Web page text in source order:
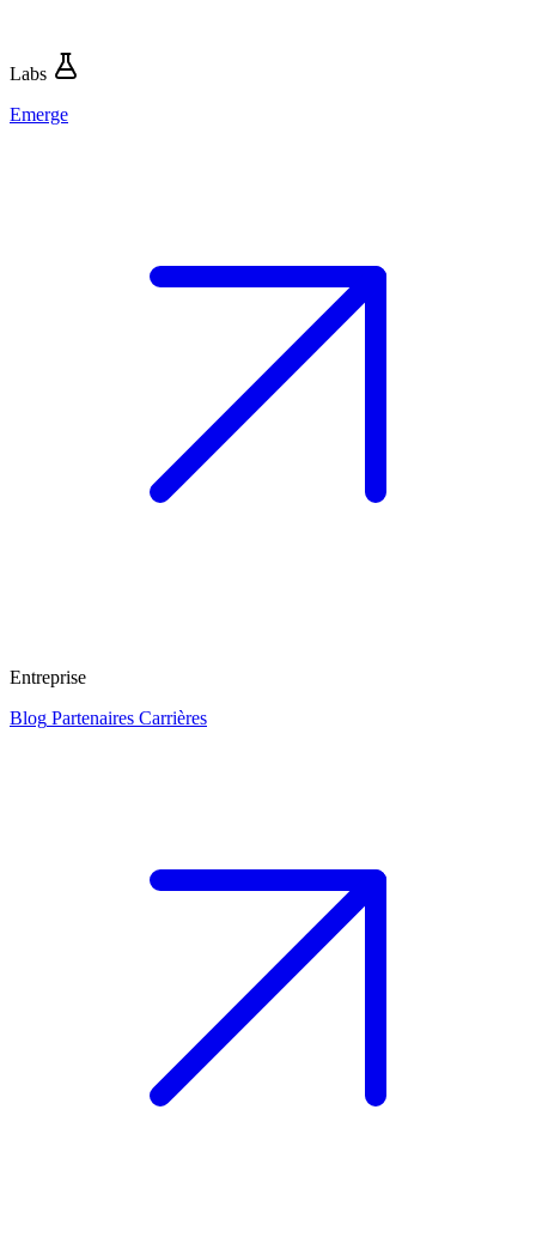
Labs
Emerge
Entreprise
Blog Partenaires Carrières